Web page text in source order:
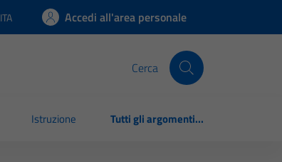
Lingua attiva:
ITA Accedi all'area personale
Cerca
Istruzione Tutti gli argomenti...